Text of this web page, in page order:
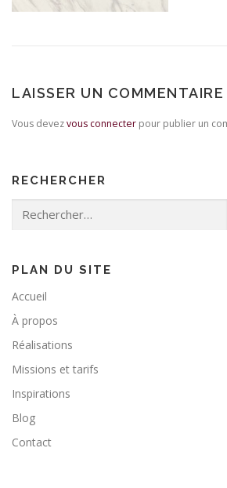
LAISSER UN COMMENTAIRE
Vous devezvous connecter pour publier un
RECHERCHER
PLAN DU SITE
Accueil
À propos
Réalisations
Missions et tarifs
Inspirations
Blog
Contact